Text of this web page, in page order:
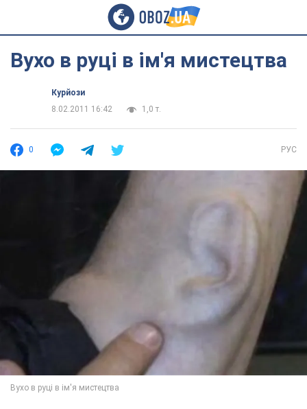
Вухо в руці в ім'я мистецтва
Курйози
8.02.2011 16:42
1,0 т.
0 РУС